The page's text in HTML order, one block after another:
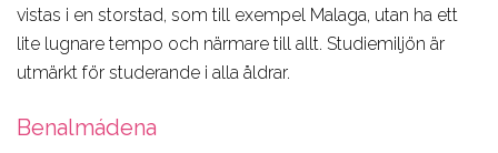
vistas i en storstad, som till exempel Malaga, utan ha ett
lite lugnare tempo och närmare till allt. Studiemiljön är
utmärkt för studerande i alla åldrar.
Benalmádena